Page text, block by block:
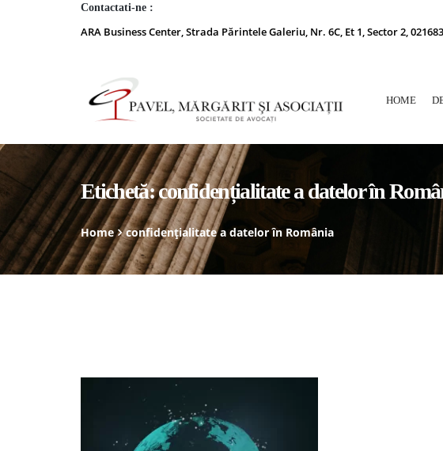
Contactati-ne :
ARA Business Center, Strada Părintele Galeriu, Nr. 6C, Et 1, Sector 2,
HOME
Etichetă:confidențialitate a datelor în
Home confidențialitate a datelor în România